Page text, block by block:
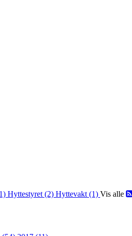
Hyttestyret (2) Hyttevakt (1) Vis alle